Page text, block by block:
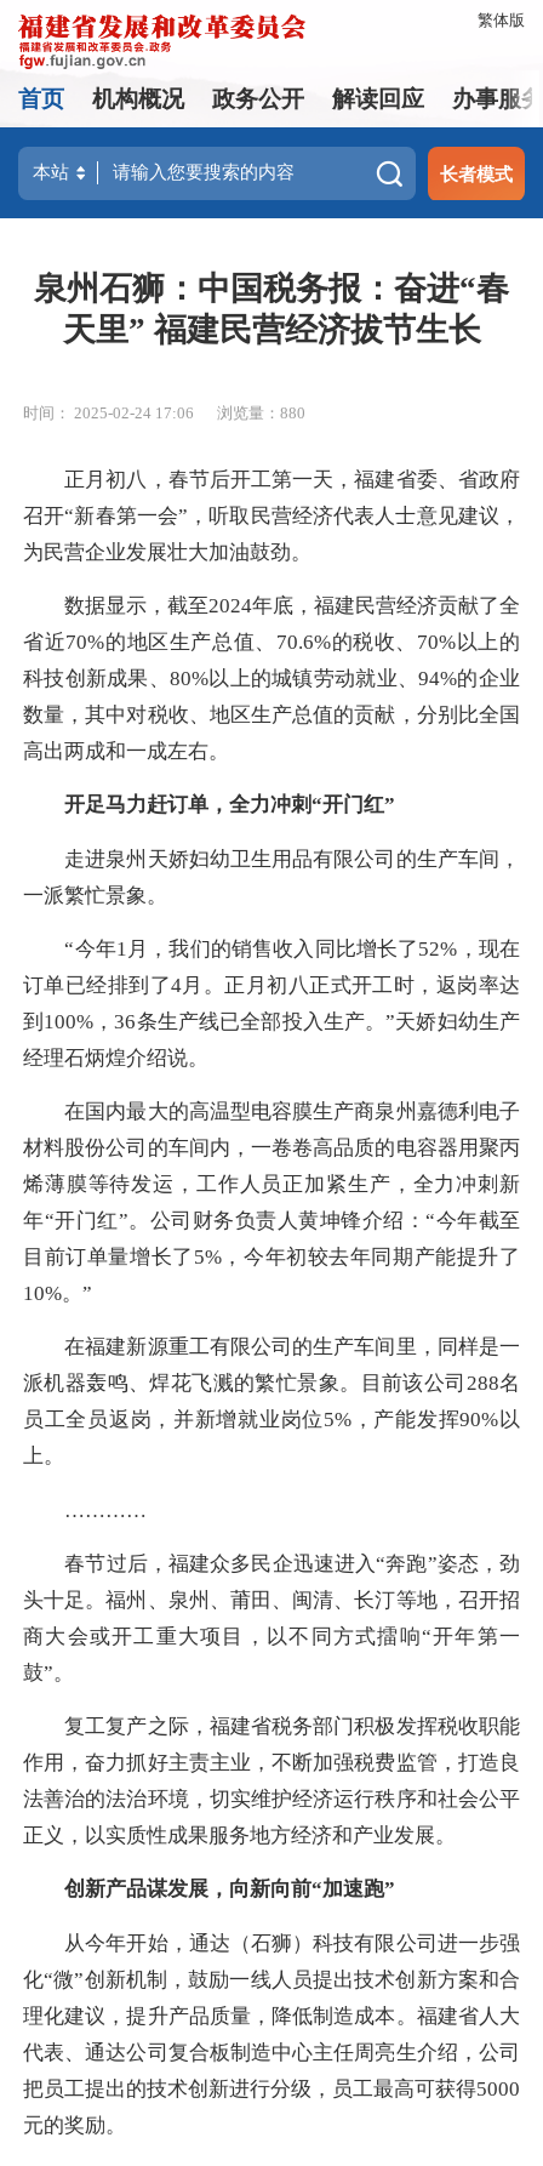
繁体版
首页 机构概况 政务公开 解读回应 办事服
长者模式
泉州石狮：中国税务报：奋进“春
天里” 福建民营经济拔节生长
时间： 2025-02-24 17:06 浏览量：880
正月初八，春节后开工第一天，福建省委、省政府
召开“新春第一会”，听取民营经济代表人士意见建议，
为民营企业发展壮大加油鼓劲。
数据显示，截至2024年底，福建民营经济贡献了全
省近70%的地区生产总值、70.6%的税收、70%以上的
科技创新成果、80%以上的城镇劳动就业、94%的企业
数量，其中对税收、地区生产总值的贡献，分别比全国
高出两成和一成左右。
开足马力赶订单，全力冲刺“开门红”
走进泉州天娇妇幼卫生用品有限公司的生产车间，
一派繁忙景象。
“今年1月，我们的销售收入同比增长了52%，现在
订单已经排到了4月。正月初八正式开工时，返岗率达
到100%，36条生产线已全部投入生产。”天娇妇幼生产
经理石炳煌介绍说。
在国内最大的高温型电容膜生产商泉州嘉德利电子
材料股份公司的车间内，一卷卷高品质的电容器用聚丙
烯薄膜等待发运，工作人员正加紧生产，全力冲刺新
年“开门红”。公司财务负责人黄坤锋介绍：“今年截至
目前订单量增长了5%，今年初较去年同期产能提升了
10%。”
在福建新源重工有限公司的生产车间里，同样是一
派机器轰鸣、焊花飞溅的繁忙景象。目前该公司288名
员工全员返岗，并新增就业岗位5%，产能发挥90%以
上。
…………
春节过后，福建众多民企迅速进入“奔跑”姿态，劲
头十足。福州、泉州、莆田、闽清、长汀等地，召开招
商大会或开工重大项目，以不同方式擂响“开年第一
鼓”。
复工复产之际，福建省税务部门积极发挥税收职能
作用，奋力抓好主责主业，不断加强税费监管，打造良
法善治的法治环境，切实维护经济运行秩序和社会公平
正义，以实质性成果服务地方经济和产业发展。
创新产品谋发展，向新向前“加速跑”
从今年开始，通达（石狮）科技有限公司进一步强
化“微”创新机制，鼓励一线人员提出技术创新方案和合
理化建议，提升产品质量，降低制造成本。福建省人大
代表、通达公司复合板制造中心主任周亮生介绍，公司
把员工提出的技术创新进行分级，员工最高可获得5000
元的奖励。